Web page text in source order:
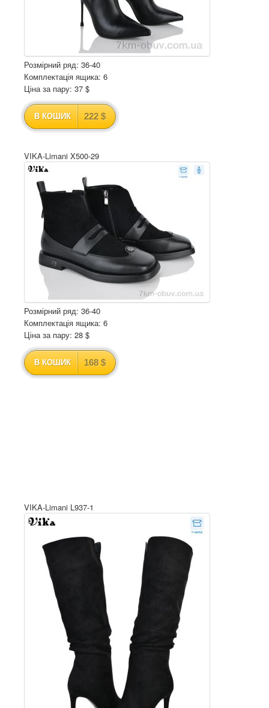
Розмірний ряд: 36-40
Комплектація ящика: 6
Ціна за пару: 37 $
В КОШИК 222 $
VIKA-Limani X500-29
Розмірний ряд: 36-40
Комплектація ящика: 6
Ціна за пару: 28 $
В КОШИК 168 $
VIKA-Limani L937-1